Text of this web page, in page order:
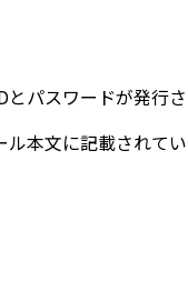
パスワードが発行
本文に記載されて